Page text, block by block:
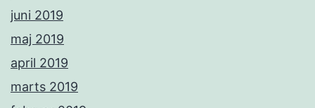
juni 2019
maj 2019
april 2019
marts 2019